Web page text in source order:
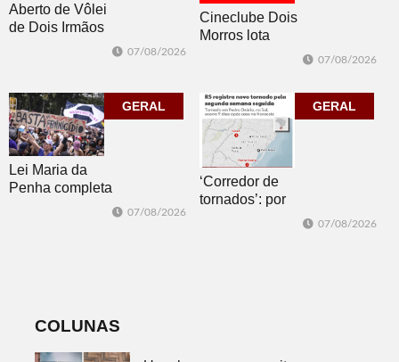
Aberto de Vôlei
de Dois Irmãos
jogos
07/08/2026
Cineclube Dois
Morros lota
corpo que cai”
07/08/2026
GERAL
Lei Maria da
Penha completa
07/08/2026
GERAL
‘Corredor de
tornados’: por
07/08/2026
COLUNAS